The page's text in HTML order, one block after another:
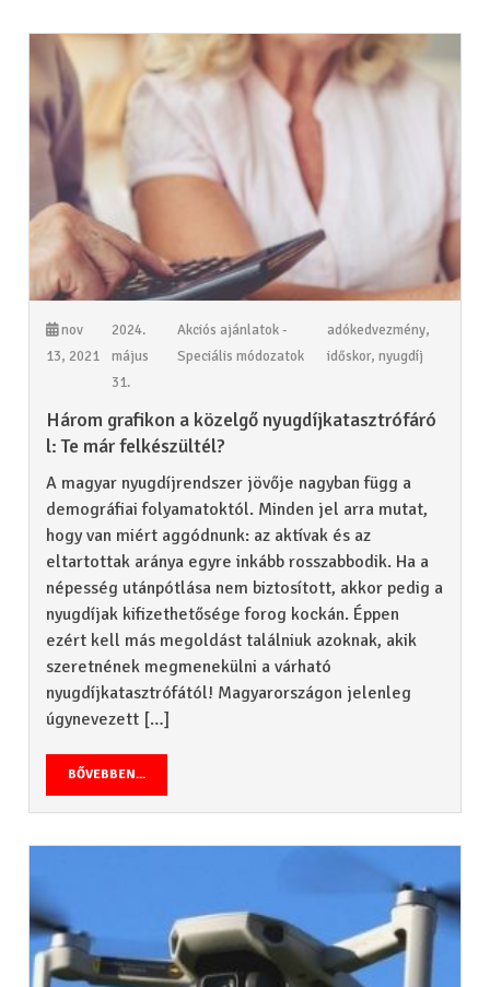
nov
13, 2021
2024.
május
31.
Akciós ajánlatok -
Speciális módozatok
adókedvezmény,
időskor,nyugdíj
Három grafikon a közelgő nyugdíjkatasztrófáró
l: Te már felkészültél?
A magyar nyugdíjrendszer jövője nagyban függ a
demográfiai folyamatoktól. Minden jel arra mutat,
hogy van miért aggódnunk: az aktívak és az
eltartottak aránya egyre inkább rosszabbodik. Ha a
népesség utánpótlása nem biztosított, akkor pedig a
nyugdíjak kifizethetősége forog kockán. Éppen
ezért kell más megoldást találniuk azoknak, akik
szeretnének megmenekülni a várható
nyugdíjkatasztrófától! Magyarországon jelenleg
úgynevezett […]
BŐVEBBEN...